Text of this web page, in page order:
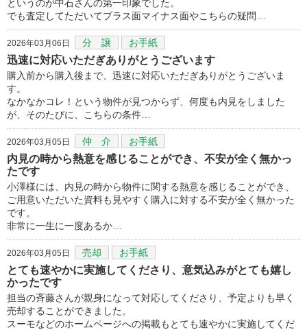
というのが中石さんの第一印象でした。
でも査定してただいてプラス面マイナス面やこちらの疑問…
2026年03月06日 分 譲 お手紙
迅速に対応いただぎありがとうございます
購入前から購入後まで、迅速に対応いただぎありがとうございま
す。
なかなかコレ！という物件が見つからず、何度も内見をしました
が、そのたびに、こちらの条件…
2026年03月05日 仲 介 お手紙
内見の時から熱意を感じることができ、不安が全く無かっ
たです
小澤様には、内見の時から物件に関する熱意を感じることができ、
ご用意いただいた資料も見やすく購入に対する不安が全く無かった
です。
非常に一生に一度あるか…
2026年03月05日 売却 お手紙
とても速やかに実施してくださり、意気込みがとても嬉し
かったです
担当の斉藤さんが親身になって対応してくださり、予定よりも早く
売却することができました。
スーモなどのホームページへの掲載もとても速やかに実施してくだ